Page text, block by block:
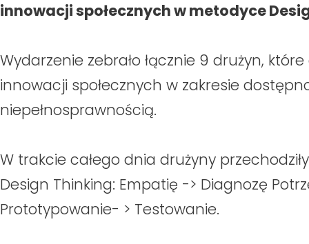
innowacji społecznych w metodyce
Wydarzenie zebrało łącznie 9 drużyn,
innowacji społecznych w zakresie
niepełnosprawnością.
W trakcie całego dnia drużyny
Design Thinking: Empatię -> Diagnozę
Prototypowanie- > Testowanie.